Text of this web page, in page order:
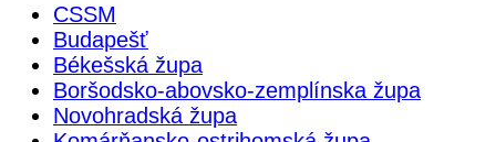
CSSM
Budapešť
Békešská župa
Boršodsko-abovsko-zemplínska župa
Novohradská župa